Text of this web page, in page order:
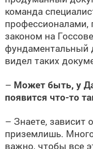
команда
профессионалами,
законом на
фундаментальный
видел таких
– Может быть, у
появится что-то
– Знаете, зависит
приземлишь.
важно, чтобы все